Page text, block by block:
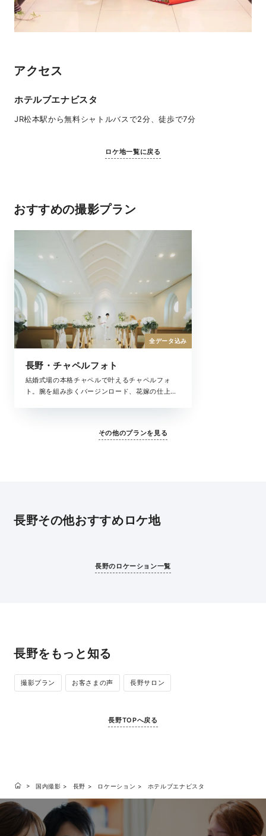
アクセス
ホテルブエナビスタ
JR松本駅から無料シャトルバスで2分、徒歩で7分
ロケ地一覧に戻る
おすすめの撮影プラン
長野・チャペルフォト
結婚式場の本格チャペルで叶えるチャペルフォ
ト。腕を組み歩くバージンロード、花嫁の仕上げ
影データがセットになったプランです。
全データ込み
その他のプランを見る
長野その他おすすめロケ地
長野のロケーション一覧
長野をもっと知る
撮影プラン お客さまの声 長野サロン
長野TOPへ戻る
国内撮影 長野 ロケーション ホテルブエナビスタ